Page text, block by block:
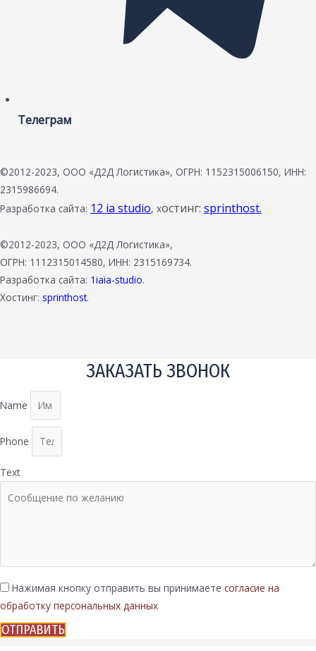
Телеграм
©2012-2023, ООО «Д2Д Логистика», ОГРН: 1152315006150, ИНН:
2315986694.
Разработка сайта: 12 ia studio, хостинг: sprinthost.
©2012-2023, ООО «Д2Д Логистика»,
ОГРН: 1112315014580, ИНН: 2315169734.
Разработка сайта: 1iaia-studio.
Хостинг: sprinthost.
ЗАКАЗАТЬ ЗВОНОК
Name
Phone
Text
Нажимая кнопку отправить вы принимаете согласие на
обработку персональных данных
ОТПРАВИТЬ